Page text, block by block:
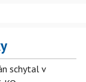
schytal v